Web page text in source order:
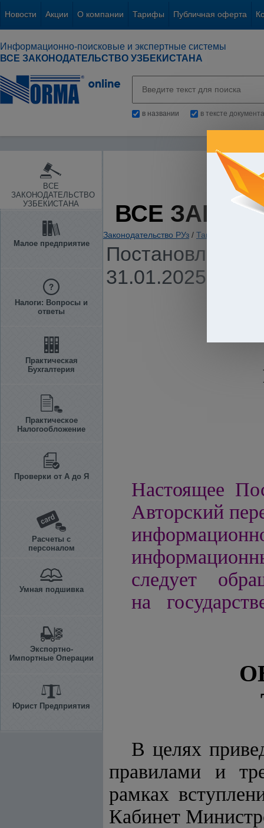
Новости Акции О компании Тарифы Публичная оферта
Информационно-поисковые и экспертные системы
ВСЕ ЗАКОНОДАТЕЛЬСТВО УЗБЕКИСТАНА
в названии в тексте документа
ВСЕ
ЗАКОНОДАТЕЛЬСТВО
УЗБЕКИСТАНА
Малое предприятие
Налоги: Вопросы и
ответы
Практическая
Бухгалтерия
Практическое
Налогообложение
Проверки от А до Я
Расчеты с
персоналом
Умная подшивка
Экспортно-
Импортные Операции
Юрист Предприятия
ВСЕ
Законодательство РУз / Таможенное
Постановление
31.01.2025 г. N
Настоящее
Авторский
следует
на
В целях
правилами и
рамках
Кабинет